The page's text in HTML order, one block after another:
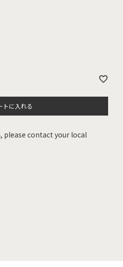
トに入れる
please contact your local